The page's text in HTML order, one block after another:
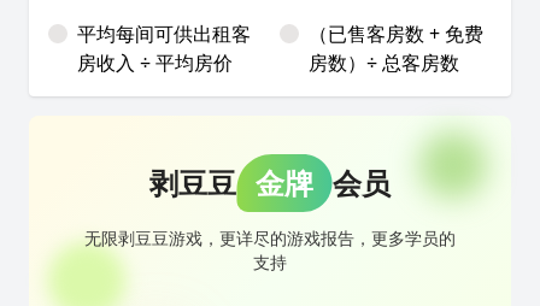
平均每间可供出租客
房收入 ÷ 平均房价
（已售客房数 + 免费
房数）÷ 总客房数
剥豆豆 金牌 会员
无限剥豆豆游戏，更详尽的游戏报告，更多学员的
支持